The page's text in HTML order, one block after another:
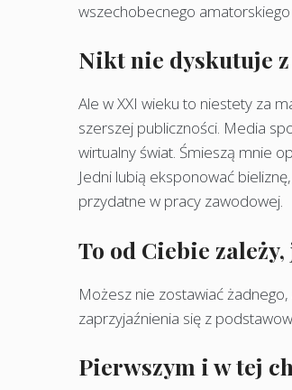
wszechobecnego amatorskiego
Nikt nie dyskutuje
Ale w XXI wieku to niestety za
szerszej publiczności. Media
wirtualny świat. Śmieszą mnie
Jedni lubią eksponować
przydatne w pracy zawodowej.
To od Ciebie
Możesz nie zostawiać
zaprzyjaźnienia się z
Pierwszym i w tej